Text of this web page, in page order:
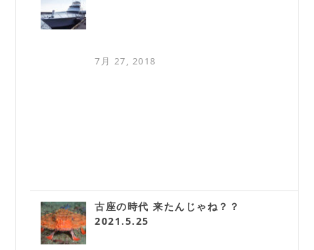
7月 27, 2018
古座の時代 来たんじゃね？？
2021.5.25